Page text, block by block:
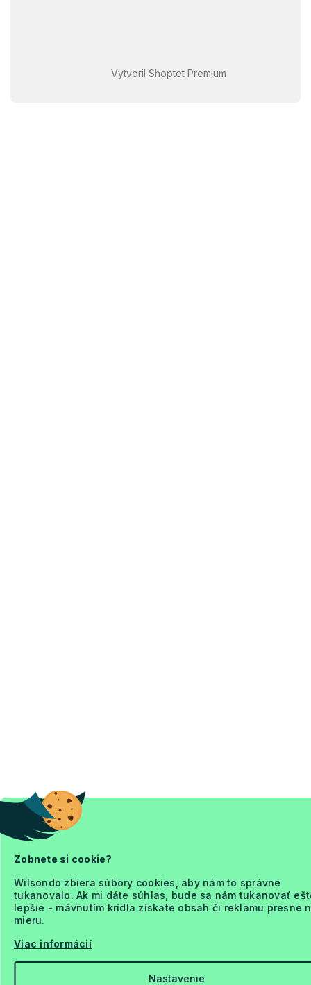
Zobnete si cookie?
Wilsondo zbiera súbory cookies, aby nám to správne
tukanovalo. Ak mi dáte súhlas, bude sa nám tukanovať
lepšie - mávnutím krídla získate obsah či reklamu presne
mieru.
Viac informácií
Nastavenie
Vytvoril Shoptet Premium